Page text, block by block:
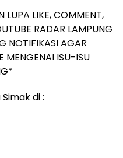
LUPA LIKE, COMMENT,
RADAR LAMPUNG
NOTIFIKASI AGAR
MENGENAI ISU-ISU
di :